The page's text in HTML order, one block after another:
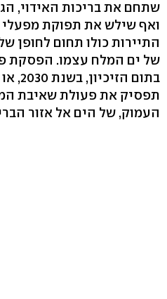
שתחם את בריכות האידוי,
ואף שילש את תפוקת מפעלי
התיירות כולו תחום לחופן
של ים המלח עצמו. הפסקת
בתום
תפסיק את פעולת שאיבת
העמוק, של הים אל אזור